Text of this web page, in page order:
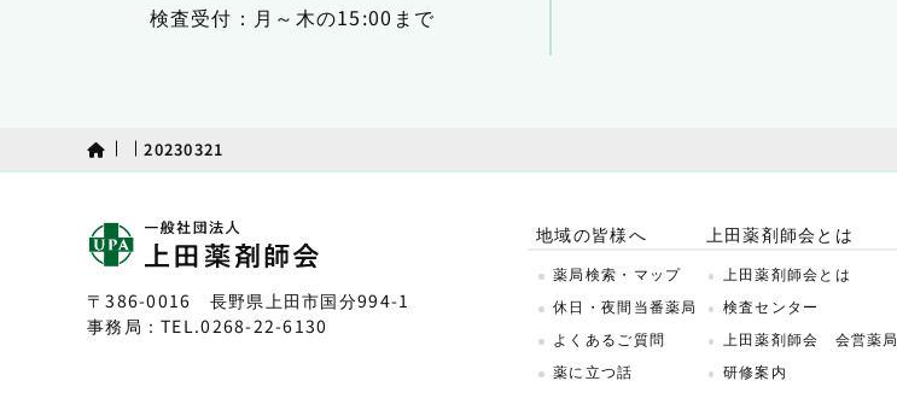
検査受付：月～木の15:00まで
20230321
〒386-0016 長野県上田市国分994-1
事務局：TEL.0268-22-6130
地域の皆様へ
薬局検索・マップ
休日・夜間当番薬局
よくあるご質問
薬に立つ話
上田薬剤師会とは
上田薬剤師会とは
検査センター
上田薬剤師会 会営薬局
研修案内